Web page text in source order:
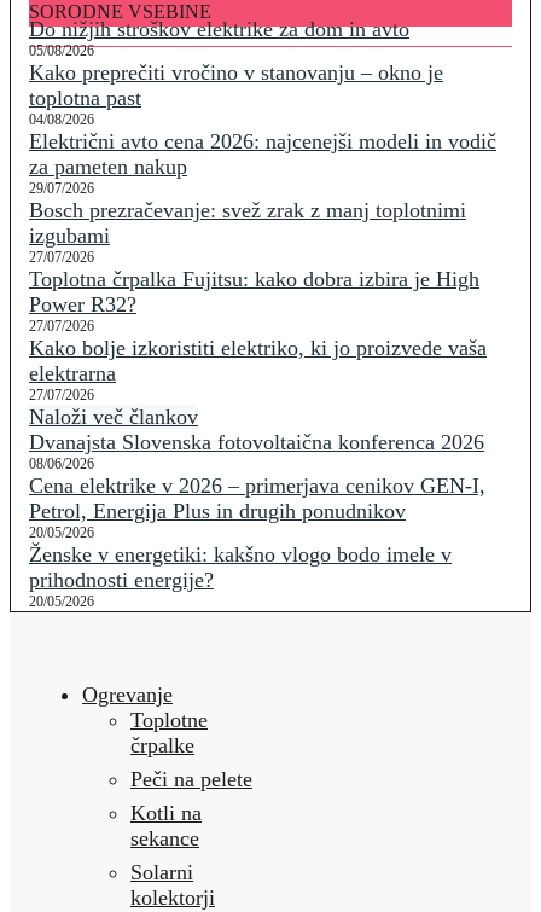
SORODNE VSEBINE
Do nižjih stroškov elektrike za dom in avto
05/08/2026
Kako preprečiti vročino v stanovanju – okno je
toplotna past
04/08/2026
Električni avto cena 2026: najcenejši modeli in vodič
za pameten nakup
29/07/2026
Bosch prezračevanje: svež zrak z manj toplotnimi
izgubami
27/07/2026
Toplotna črpalka Fujitsu: kako dobra izbira je High
Power R32?
27/07/2026
Kako bolje izkoristiti elektriko, ki jo proizvede vaša
elektrarna
27/07/2026
Naloži več člankov
Dvanajsta Slovenska fotovoltaična konferenca 2026
08/06/2026
Cena elektrike v 2026 – primerjava cenikov GEN-I,
Petrol, Energija Plus in drugih ponudnikov
20/05/2026
Ženske v energetiki: kakšno vlogo bodo imele v
prihodnosti energije?
20/05/2026
Ogrevanje
Toplotne
črpalke
Peči na pelete
Kotli na
sekance
Solarni
kolektorji